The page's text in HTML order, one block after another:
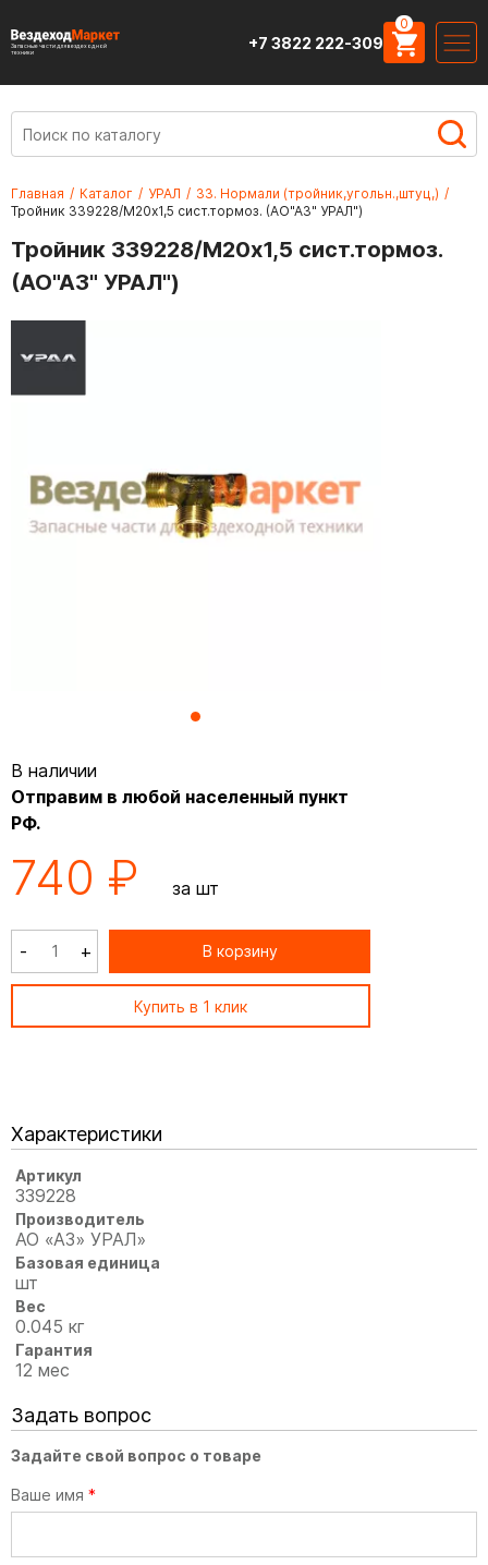
Запасные части для вездеходной
техники
+7 3822 222-309
0
Главная / Каталог / УРАЛ / 33. Нормали (тройник,угольн.,штуц,) /
Тройник 339228/М20х1,5 сист.тормоз. (АО"АЗ" УРАЛ")
Тройник 339228/М20х1,5 сист.тормоз.
(АО"АЗ" УРАЛ")
В наличии
Отправим в любой населенный пункт
РФ.
740 ₽ за шт
- + В корзину
Купить в 1 клик
Характеристики
Артикул
339228
Производитель
АО «АЗ» УРАЛ»
Базовая единица
шт
Вес
0.045 кг
Гарантия
12 мес
Задать вопрос
Задайте свой вопрос о товаре
Ваше имя *